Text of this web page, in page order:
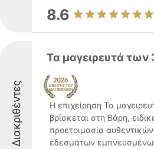
8.6
Διακριθέντες
Τα μαγειρευτά των
Η επιχείρηση Τα
βρίσκεται στη Βάρη,
προετοιμασία
εδεσμάτων